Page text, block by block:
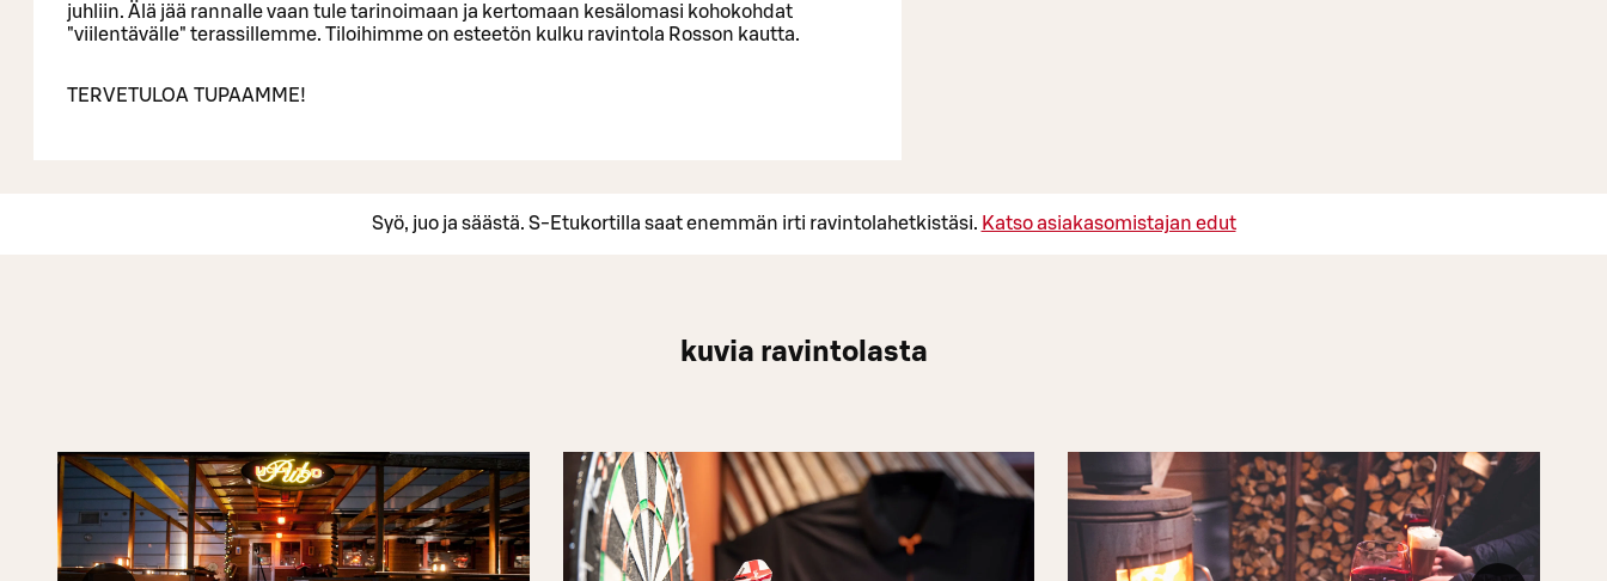
juhliin. Älä jää rannalle vaan tule tarinoimaan ja kertomaan kesälomasi kohokohdat
"viilentävälle" terassillemme. Tiloihimme on esteetön kulku ravintola Rosson kautta.
TERVETULOA TUPAAMME!
Syö, juo ja säästä. S-Etukortilla saat enemmän irti ravintolahetkistäsi. Katso asiakasomistajan edut
kuvia ravintolasta